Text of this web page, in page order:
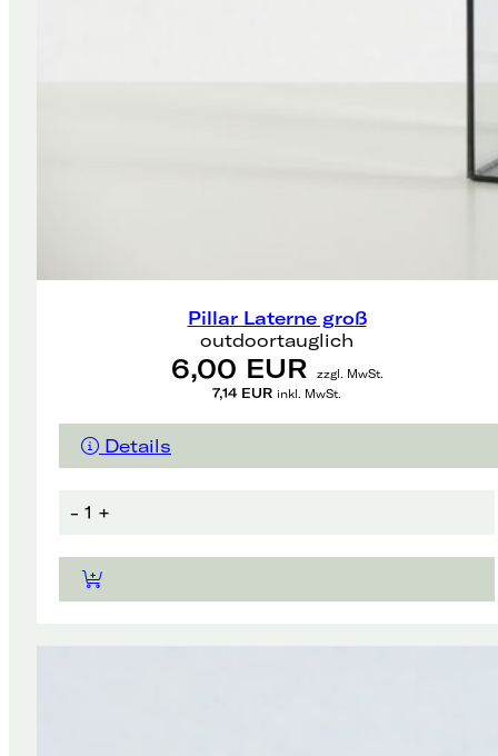
Pillar Laterne groß
outdoortauglich
6,00 EUR zzgl. MwSt.
7,14 EUR inkl. MwSt.
Details
- 1 +